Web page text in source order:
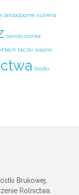
żaroodporne nutrena
sianokiszonka
taczki wapno
Środki
Brukowej,
Rolnictwa.